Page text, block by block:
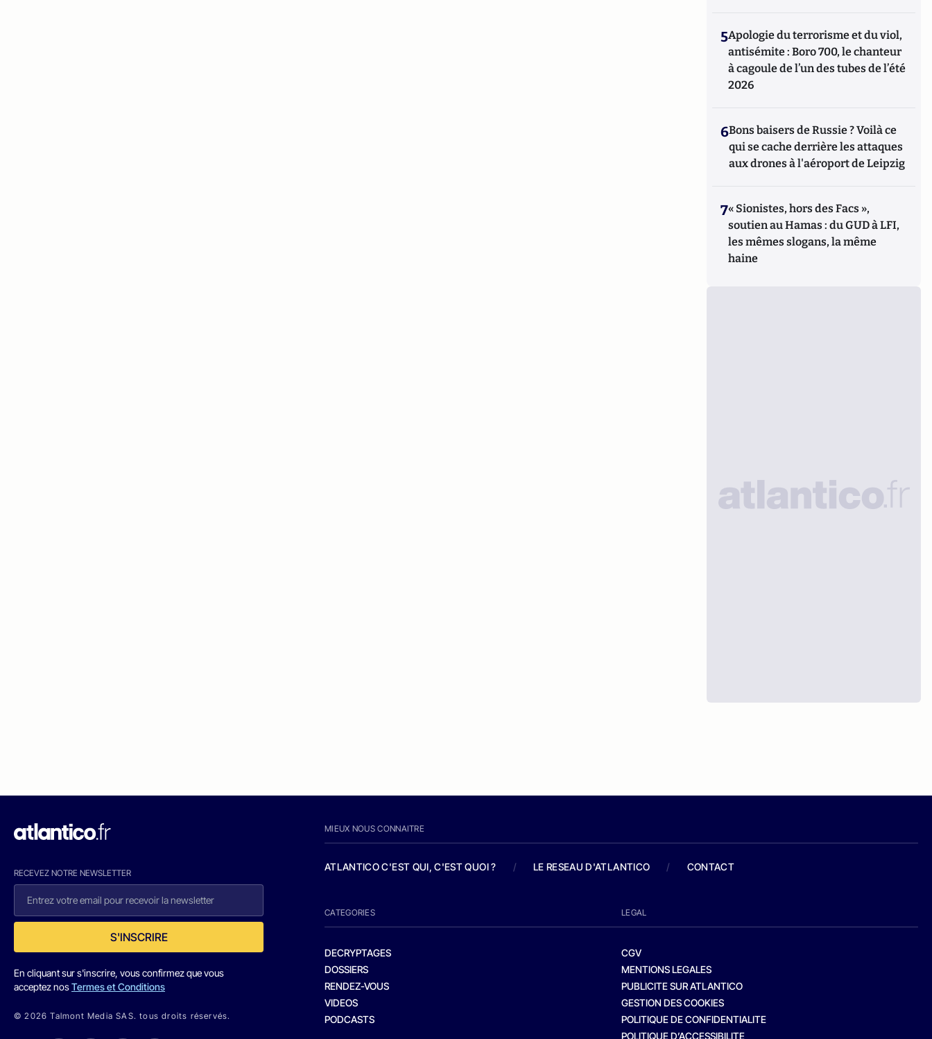
5Apologie du terrorisme et du viol,
antisémite : Boro 700, le chanteur
à cagoule de l’un des tubes de l’été
2026
6Bons baisers de Russie ? Voilà ce
qui se cache derrière les attaques
aux drones à l'aéroport de Leipzig
7« Sionistes, hors des Facs »,
soutien au Hamas : du GUD à LFI,
les mêmes slogans, la même
haine
RECEVEZ NOTRE NEWSLETTER
S'INSCRIRE
En cliquant sur s'inscrire, vous confirmez que vous
acceptez nosTermes et Conditions
© 2026 Talmont Media SAS. tous droits réservés.
MIEUX NOUS CONNAITRE
ATLANTICO C'EST QUI, C'EST QUOI ? / LE RESEAU D'ATLANTICO / CONTACT
CATEGORIES
DECRYPTAGES
DOSSIERS
RENDEZ-VOUS
VIDEOS
PODCASTS
LEGAL
CGV
MENTIONS LEGALES
PUBLICITE SUR ATLANTICO
GESTION DES COOKIES
POLITIQUE DE CONFIDENTIALITE
POLITIQUE D’ACCESSIBILITE